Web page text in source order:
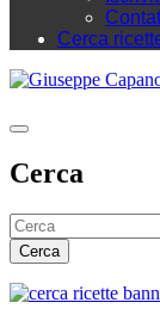
Cerca
Cerca
Cerca